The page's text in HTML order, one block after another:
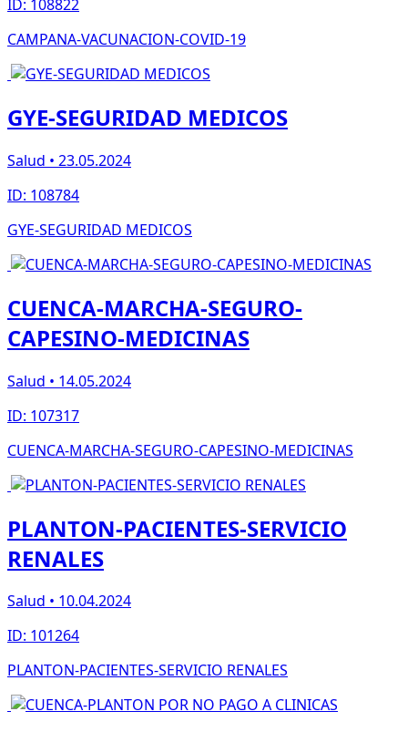
ID: 108822
CAMPANA-VACUNACION-COVID-19
GYE-SEGURIDAD MEDICOS
Salud • 23.05.2024
ID: 108784
GYE-SEGURIDAD MEDICOS
CUENCA-MARCHA-SEGURO-
CAPESINO-MEDICINAS
Salud • 14.05.2024
ID: 107317
CUENCA-MARCHA-SEGURO-CAPESINO-MEDICINAS
PLANTON-PACIENTES-SERVICIO
RENALES
Salud • 10.04.2024
ID: 101264
PLANTON-PACIENTES-SERVICIO RENALES